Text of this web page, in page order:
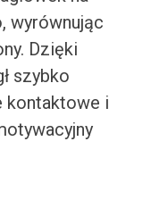
wyrównując
Dzięki
szybko
kontaktowe i